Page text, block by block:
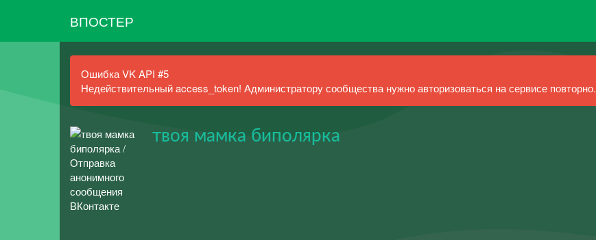
ВПОСТЕР
Ошибка VK API #5
Недействительный access_token! Администратору сообщества нужно авторизоваться на сервисе повторно.
твоя мамка биполярка